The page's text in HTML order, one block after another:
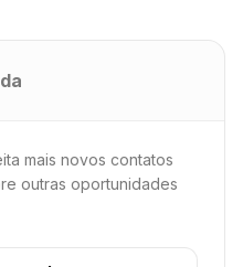
mais novos contatos
outras oportunidades